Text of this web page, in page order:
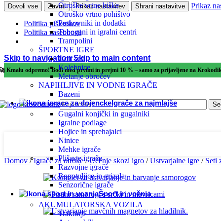
Dovoli vse Zavrni Prikaz nastavitev Shrani nastavitve Prikaz
Politika piškotkov
Politika zasebnosti
Skip to navigationSkip to main content
Kmalu odpremo! Bodi med prvimi in prejmi 10 % – samo za prijavljene na
Otroške vrtne hiške
Otroško vrtno pohištvo
Peskovniki in dodatki
Tobogani in igralni centri
Trampolini
ŠPORTNE IGRE
Golf seti
Kolebnice
Metanje obročev
NAPIHLJIVE IN VODNE IGRAČE
Bazeni
Igrače za najmlajše
Gugalni konjički in gugalniki
Igralne podlage
Hojice in sprehajalci
Ninice
Mehke igrače
Plišaste igrače
Razvojne igrače
Ropotuljice in grizala
Senzorične igrače
Šport in vožnja
AKUMULATORSKA VOZILA
Traktorji
Domov / Igrače za otroke/ Učenje skozi igro / Ustvarjalne igre / Seti